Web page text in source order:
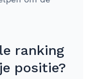
ranking
positie?